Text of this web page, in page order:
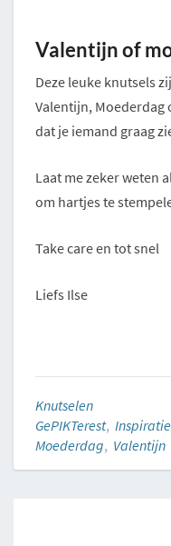
Valentijn of
Deze leuke knutsels
Valentijn, Moederdag
dat je iemand graag
Laat me zeker weten
om hartjes te
Take care en tot snel
Liefs Ilse
Knutselen
GePIKTerest, Inspiratie
Moederdag, Valentijn